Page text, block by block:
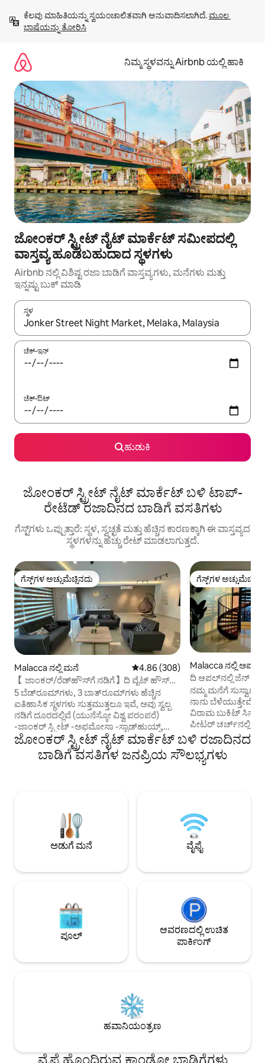
ಹೋಗಿ
ಕೆಲವು ಮಾಹಿತಿಯನ್ನು ಸ್ವಯಂಚಾಲಿತವಾಗಿ ಅನುವಾದಿಸಲಾಗಿದೆ. ಮೂಲ
ಭಾಷೆಯನ್ನು ತೋರಿಸಿ
ನಿಮ್ಮ ಸ್ಥಳವನ್ನು Airbnb ಯಲ್ಲಿ ಹಾಕಿ
ಜೋಂಕರ್ ಸ್ಟ್ರೀಟ್ ನೈಟ್ ಮಾರ್ಕೆಟ್ ಸಮೀಪದಲ್ಲಿ
ವಾಸ್ತವ್ಯ ಹೂಡಬಹುದಾದ ಸ್ಥಳಗಳು
Airbnb ನಲ್ಲಿ ವಿಶಿಷ್ಟ ರಜಾ ಬಾಡಿಗೆ ವಾಸ್ತವ್ಯಗಳು, ಮನೆಗಳು ಮತ್ತು
ಇನ್ನಷ್ಟು ಬುಕ್ ಮಾಡಿ
ಸ್ಥಳ
ಫಲಿತಾಂಶಗಳು ಲಭ್ಯವಿರುವಾಗ, ಅಪ್ ಮತ್ತು ಡೌನ್ ಬಾಣದ ಕೀಲಿಗಳೊಂದಿಗೆ
ಚೆಕ್-ಇನ್
ಚೆಕ್-ಔಟ್
ಹುಡುಕಿ
ಜೋಂಕರ್ ಸ್ಟ್ರೀಟ್ ನೈಟ್ ಮಾರ್ಕೆಟ್ ಬಳಿ ಟಾಪ್-
ರೇಟೆಡ್ ರಜಾದಿನದ ಬಾಡಿಗೆ ವಸತಿಗಳು
ಗೆಸ್ಟ್‌ಗಳು ಒಪ್ಪುತ್ತಾರೆ: ಸ್ಥಳ, ಸ್ವಚ್ಛತೆ ಮತ್ತು ಹೆಚ್ಚಿನ ಕಾರಣಕ್ಕಾಗಿ ಈ ವಾಸ್ತವ್ಯದ
ಸ್ಥಳಗಳನ್ನು ಹೆಚ್ಚು ರೇಟ್ ಮಾಡಲಾಗುತ್ತದೆ.
ಗೆಸ್ಟ್‌ಗಳ ಅಚ್ಚುಮೆಚ್ಚಿನದು
ಗೆಸ್ಟ್‌ಗಳ ಅಚ್ಚುಮೆಚ್ಚಿನದು
Malacca ನಲ್ಲಿ ಮನೆ 5 ರಲ್ಲಿ 4.86 ಸರಾಸರಿ ರೇಟಿಂಗ್, 308
4.86 (308)
【 ಜಾಂಕರ್/ರೆಡ್‌ಹೌಸ್‌ಗೆ ನಡಿಗೆ】ದಿ ವೈಟ್ ಹೌಸ್
KTV/ಗೇಮ್
5 ಬೆಡ್‌ರೂಮ್‌ಗಳು, 3 ಬಾತ್‌ರೂಮ್‌ಗಳು ಹೆಚ್ಚಿನ
ಐತಿಹಾಸಿಕ ಸ್ಥಳಗಳು ಸುತ್ತಮುತ್ತಲೂ ಇವೆ, ಅವು ಸ್ವಲ್ಪ
ನಡಿಗೆ ದೂರದಲ್ಲಿವೆ (ಯುನೆಸ್ಕೋ ವಿಶ್ವ ಪರಂಪರೆ)
-ಜಾಂಕರ್ ಸ್ಟ್ರೀಟ್ -ಅಫಮೋಸಾ -ಸ್ಟಾಡ್‌ಹುಯ್ಸ್,
ಕ್ರೈಸ್ಟ್ ಚರ್ಚ್ -ಕ್ಲಾಕ್ ಟವರ್ -ಸೇಂಟ್ ಪೀಟರ್ ಚರ್ಚ್
-ವಿಂಡ್‌ಮಿಲ್ ಡಚ್ ಸ್ಕ್ವೇರ್ -ಬಾಬಾ ನ್ಯೋಯಾ
ಹೆರಿಟೇಜ್ -ಹ್ಯಾಂಗ್ ಲಿ ಪೋಹ್‌ನ ಬಾವಿ -ಚೆಂಗ್
ಆದರೆ ಜಾಂಕರ್‌ಗೆ ಚಾಲನೆ ಮಾಡಿದರೆ 40
ಸೆಕೆಂಡ್‌ಗಳು. ರಾತ್ರಿ ಮಾರುಕಟ್ಟೆ ಶುಕ್ರ-ಭಾನುವಾರ
(ಸಂಜೆ 6ರಿಂದ ಮಧ್ಯರಾತ್ರಿ 12ರವರೆಗೆ) ನಡೆಯುತ್ತದೆ
ಗೆಸ್ಟ್‌ಗಳ
ಗೆಸ್ಟ್‌ಗಳ
Malacca ನಲ್ಲಿ
ದಿ ಆಪಲ್‌ನಲ್ಲಿ ಜೆನ್
ನಮ್ಮ ಮನೆಗೆ ಸುಸ್ವಾಗತ! ಇಲ್ಲಿಯೇ ನನ್ನ ಮಕ್ಕಳು ಮತ್ತು
ನಾನು ಬೆಳೆಯುತ್ತೇವೆ. ಸ್ಥಳೀಯ ಭಕ್ಷ್ಯಗಳಿಂದ ಹಿಡಿದು
ವಿರಾಮ ಬುಕಿಟ್ ಸಿನಾ
ಪೀಟರ್ ಚರ್ಚ್‌ನಲ್ಲಿ
ಸ್ಥಳೀಯರು ತಮ್ಮ
ಸ್ಥಳ. 2 ಮಕ್ಕಳೊಂದಿಗೆ ತಾಯಿಯಾಗಿರುವುದರಿಂದ -
ನಿಮ್ಮ ಮಕ್ಕಳು ಏನು
ಗ್ರಿಲ್‌ಗಳನ್ನು ಸ್ಥಾಪಿಸುತ್ತೇವೆ. ನಾವು, ನಮ್ಮ ಮನೆ
ಕಾಂಪಂಗ್ ಬುಕಿಟ್ ಸಿನಾಗೆ
ಜೋಂಕರ್ ಸ್ಟ್ರೀಟ್ ನೈಟ್ ಮಾರ್ಕೆಟ್ ಬಳಿ ರಜಾದಿನದ
ಬಾಡಿಗೆ ವಸತಿಗಳ ಜನಪ್ರಿಯ ಸೌಲಭ್ಯಗಳು
ಅಡುಗೆ ಮನೆ ವೈಫೈ
ಪೂಲ್
ಆವರಣದಲ್ಲಿ ಉಚಿತ
ಪಾರ್ಕಿಂಗ್
ಹವಾನಿಯಂತ್ರಣ